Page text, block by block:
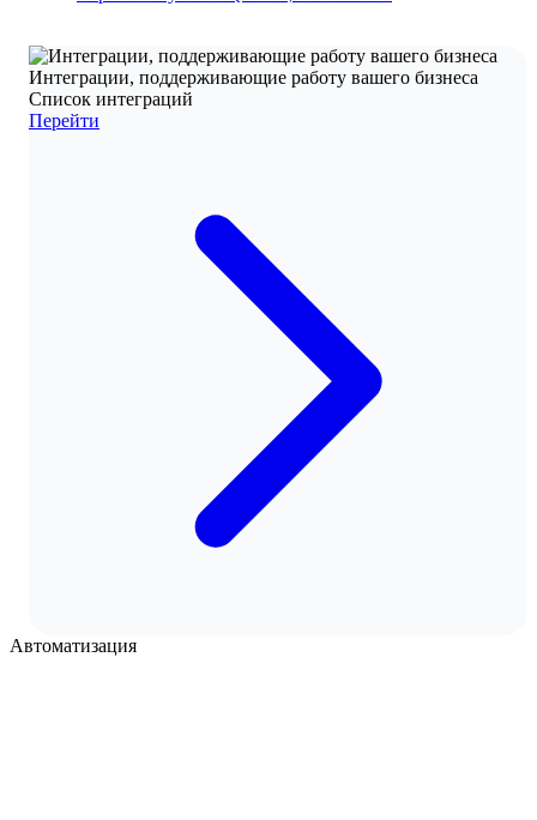
Интеграции, поддерживающие работу вашего бизнеса
Список интеграций
Перейти
Автоматизация